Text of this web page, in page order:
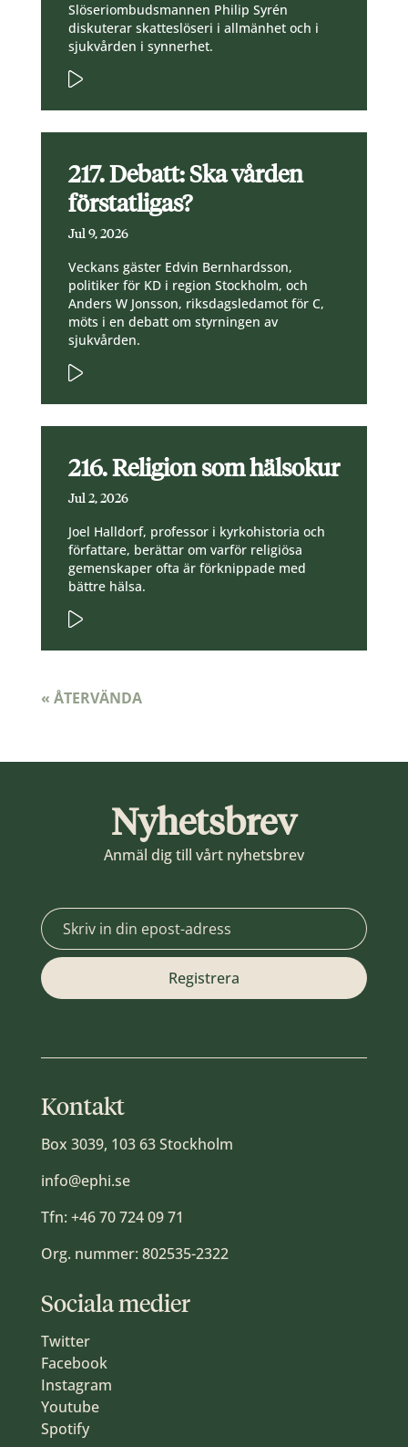
Slöseriombudsmannen Philip Syrén
diskuterar skatteslöseri i allmänhet och i
sjukvården i synnerhet.
217. Debatt: Ska vården
förstatligas?
Jul 9, 2026
Veckans gäster Edvin Bernhardsson,
politiker för KD i region Stockholm, och
Anders W Jonsson, riksdagsledamot för C,
möts i en debatt om styrningen av
sjukvården.
216. Religion som hälsokur
Jul 2, 2026
Joel Halldorf, professor i kyrkohistoria och
författare, berättar om varför religiösa
gemenskaper ofta är förknippade med
bättre hälsa.
« ÅTERVÄNDA
Nyhetsbrev
Anmäl dig till vårt nyhetsbrev
Kontakt
Box 3039, 103 63 Stockholm
info@ephi.se
Tfn: +46 70 724 09 71
Org. nummer: 802535-2322
Sociala medier
Twitter
Facebook
Instagram
Youtube
Spotify